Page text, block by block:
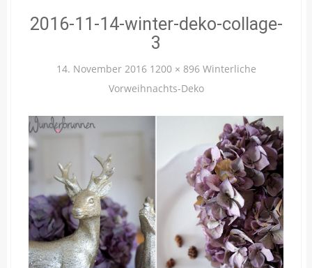
2016-11-14-winter-deko-collage-
3
14. November 2016 1200 × 896 Winterliche
Vorweihnachts-Deko